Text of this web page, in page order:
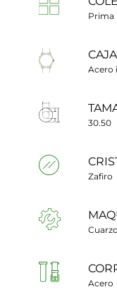
Prima
CAJA
Acero
30.50
Zafiro
Acero